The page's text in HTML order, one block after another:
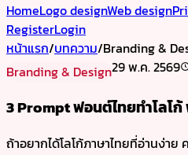
HomeLogo designWeb design
RegisterLogin
หน้าแรก/บทความ/Branding &
Branding & Design29 พ.ค. 2569
3 Prompt ฟอนต์ไทยทำโลโ
ถ้าอยากได้โลโก้ภาษาไทยที่อ่านง่าย